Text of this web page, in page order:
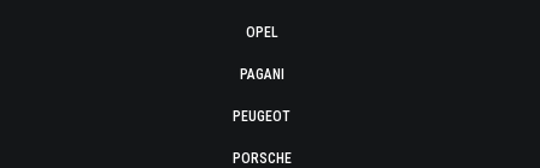
OPEL
PAGANI
PEUGEOT
PORSCHE